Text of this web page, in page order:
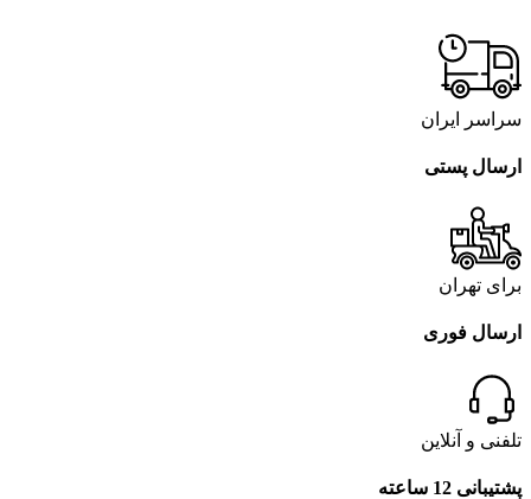
سراسر ایران
ارسال پستی
برای تهران
ارسال فوری
تلفنی و آنلاین
پشتیبانی 12 ساعته